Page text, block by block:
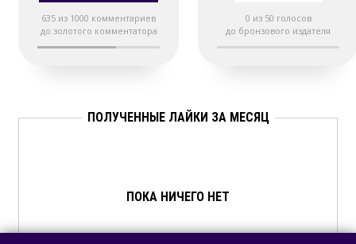
635 из 1000 комментариев
до золотого комментатора
0 из 50 голосов
до бронзового издателя
ПОЛУЧЕННЫЕ ЛАЙКИ ЗА МЕСЯЦ
ПОКА НИЧЕГО НЕТ